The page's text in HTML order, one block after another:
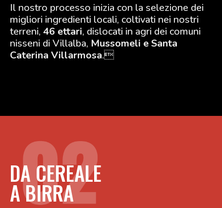
Il nostro processo inizia con la selezione dei
migliori ingredienti locali, coltivati ​​nei nostri
terreni, 46 ettari, dislocati in agri dei comuni
nisseni di Villalba, Mussomeli e Santa
Caterina Villarmosa.
DA CEREALE
A BIRRA